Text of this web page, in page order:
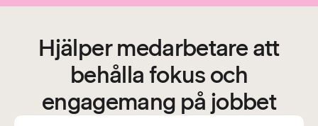
Hjälper medarbetare att
behålla fokus och
engagemang på jobbet